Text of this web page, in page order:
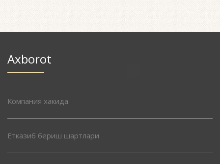
Axborot
Компания хакида
Етказиб бериш шартлари